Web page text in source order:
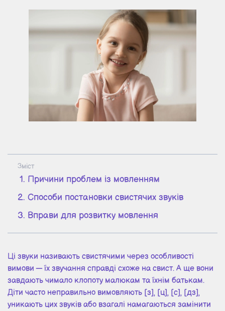
Зміст
Причини проблем із мовленням
Способи постановки свистячих звуків
Вправи для розвитку мовлення
Ці звуки називають свистячими через особливості
вимови — їх звучання справді схоже на свист. А ще вони
завдають чимало клопоту малюкам та їхнім батькам.
Діти часто неправильно вимовляють [з], [ц], [с], [дз],
уникають цих звуків або взагалі намагаються замінити